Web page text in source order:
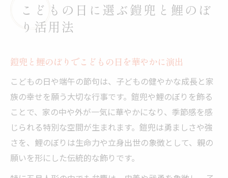
こどもの日に選ぶ鎧兜と鯉のぼ
り活用法
鎧兜と鯉のぼりでこどもの日を華やかに演出
こどもの日や端午の節句は、子どもの健やかな成長と家
族の幸せを願う大切な行事です。鎧兜や鯉のぼりを飾る
ことで、家の中や外が一気に華やかになり、季節感を感
じられる特別な空間が生まれます。鎧兜は勇ましさや強
さを、鯉のぼりは生命力や立身出世の象徴として、親の
願いを形にした伝統的な飾りです。